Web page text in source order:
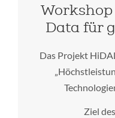
Data für
Das Projekt
Ziel